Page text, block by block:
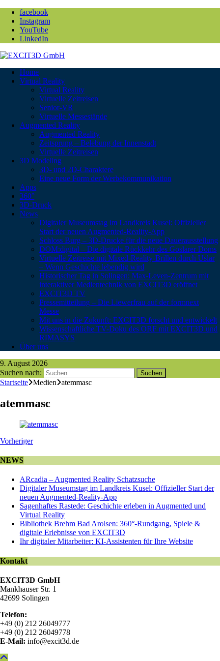
facebook
Instagram
YouTube
LinkedIn
Home
Virtual Reality
Virtual Reality
Virtuelle Zeitreisen
Senior-VR
Virtuelle Messestände
Augmented Reality
Augmented Reality
Zeitsprung – Belebung der Innenstadt
Virtuelle Zeitreisen
3D Modeling
3D- und 2D-Charaktere
Eine neue Form der Werbekommunikation
Apps
360°
3D-Druck
News
Digitaler Museumstag im Landkreis Kusel: Offizieller
Start der neuen Augmented-Reality-App
Schloss Burg – 3D-Drucke für die neue Dauerausstellung
DOM:digital – Die digitale Rückkehr des Goslarer Doms
Virtuelle Zeitreise mit Mixed-Reality-Brillen durch Uslar
– Wenn Geschichte lebendig wird
Historischer Tag in Solingen: Max-Leven-Zentrum mit
interaktiver Medientechnik von EXCIT3D eröffnet
EXCIT3D TV
Pressemitteilung – Die Liewerfrau auf der formnext
Messe
Mit uns in die Zukunft: EXCIT3D forscht und entwickelt
Wissenschaftliche TV-Doku des ORF mit EXCIT3D und
RIMASYS
Über uns
9. August 2026
Suchen nach:
Startseite Medien atemmasc
atemmasc
Vorheriger
NEWS
ARcadia – Augmented Reality Schatzsuche
Digitaler Museumstag im Landkreis Kusel: Offizieller Start der
neuen Augmented-Reality-App
Sagenhaftes Rastede: Geschichte erleben in Augmented und
Virtual Reality
Bibliothek Brehm Bad Arolsen: 360°-Rundgang, Spiele &
digitale Erlebnisse von EXCIT3D
Ihr digitaler Mitarbeiter: KI-Assistenten für Ihre Website
Kontakt
EXCIT3D GmbH
Mankhauser Str. 1
42699 Solingen
Telefon:
+49 (0) 212 26049777
+49 (0) 212 26049778
E-Mail: info@excit3d.de